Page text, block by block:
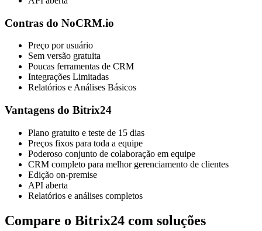
Contras do NoCRM.io
Preço por usuário
Sem versão gratuita
Poucas ferramentas de CRM
Integrações Limitadas
Relatórios e Análises Básicos
Vantagens do Bitrix24
Plano gratuito e teste de 15 dias
Preços fixos para toda a equipe
Poderoso conjunto de colaboração em equipe
CRM completo para melhor gerenciamento de clientes
Edição on-premise
API aberta
Relatórios e análises completos
Compare o Bitrix24 com soluções